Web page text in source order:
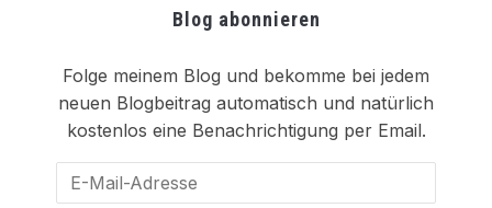
Blog abonnieren
Folge meinem Blog und bekomme bei jedem
neuen Blogbeitrag automatisch und natürlich
kostenlos eine Benachrichtigung per Email.
Mail-